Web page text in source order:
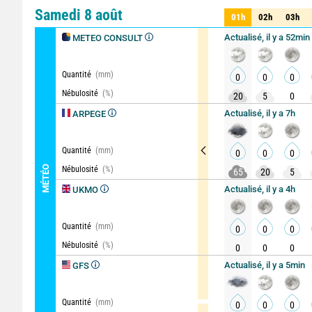
Comparateur détaillé
Samedi 8 août
MÉTÉO
METEO CONSULT
Quantité (mm)
Nébulosité (%)
ARPEGE
Quantité (mm)
Nébulosité (%)
UKMO
Quantité (mm)
Nébulosité (%)
GFS
Quantité (mm)
01h 02h 03h
01h 02h 03h
Actualisé, il y a 52min
0 0 0
20
5 0
Actualisé, il y a 7h
0 0 0
65
20 5
Actualisé, il y a 4h
0 0 0
0
0 0
Actualisé, il y a 5min
0 0 0